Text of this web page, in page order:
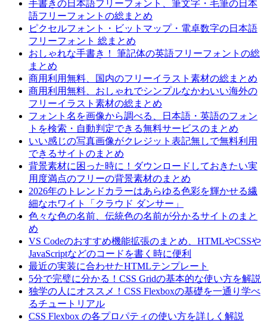
手書きの日本語フリーフォント、筆文字・毛筆の日本
語フリーフォントの総まとめ
ピクセルフォント・ビットマップ・電卓数字の日本語
フリーフォント 総まとめ
おしゃれな手書き！ 筆記体の英語フリーフォントの総
まとめ
商用利用無料、国内のフリーイラスト素材の総まとめ
商用利用無料、おしゃれでシンプルなかわいい海外の
フリーイラスト素材の総まとめ
フォント名を画像から調べる、日本語・英語のフォン
トを検索・自動判定できる無料サービスのまとめ
いい感じの写真画像がクレジット表記無しで無料利用
できるサイトのまとめ
背景素材に困った時に！ダウンロードしておきたい実
用度満点のフリーの背景素材のまとめ
2026年のトレンドカラーはあらゆる色彩を輝かせる繊
細なホワイト「クラウド ダンサー」
色々な色の名前、伝統色の名前が分かるサイトのまと
め
VS Codeのおすすめ機能拡張のまとめ、HTMLやCSSや
JavaScriptなどのコードを書く時に便利
最近の実装に合わせたHTMLテンプレート
5分で完璧に分かる！CSS Gridの基本的な使い方を解説
独学の人にオススメ！CSS Flexboxの基礎を一通り学べ
るチュートリアル
CSS Flexbox の各プロパティの使い方を詳しく解説